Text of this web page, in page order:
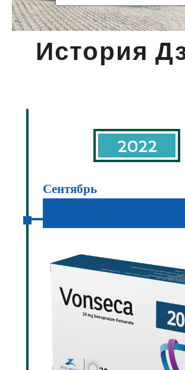
История
2022
Сентябрь